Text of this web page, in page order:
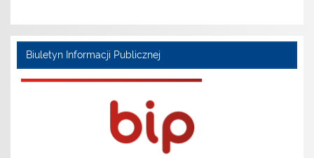
Biuletyn Informacji Publicznej